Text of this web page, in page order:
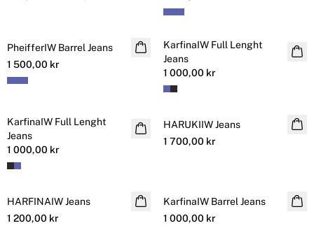
PheifferIW Barrel Jeans
1 500,00 kr
NYHET
KarfinaIW Full Lenght
Jeans
1 000,00 kr
NYHET
KarfinaIW Full Lenght
Jeans
1 000,00 kr
NYHET
HARUKIIW Jeans
1 700,00 kr
NYHET
HARFINAIW Jeans
1 200,00 kr
NYHET
KarfinaIW Barrel Jeans
1 000,00 kr